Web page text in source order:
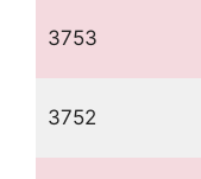
3753
3752